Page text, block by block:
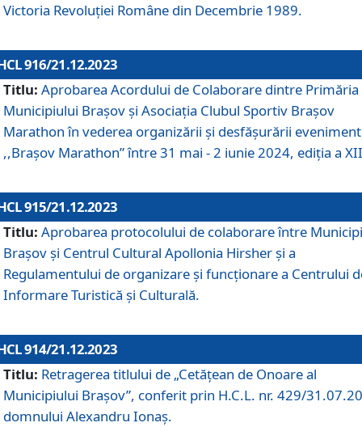
Victoria Revoluţiei Române din Decembrie 1989.
916/21.12.2023
Titlu: Aprobarea Acordului de Colaborare dintre Primăria
Municipiului Brașov și Asociația Clubul Sportiv Brașov
Marathon în vederea organizării și desfășurării
,,Brașov Marathon” între 31 mai - 2 iunie 2024, ediția a
915/21.12.2023
Titlu: Aprobarea protocolului de colaborare între
Brașov și Centrul Cultural Apollonia Hirsher și a
Regulamentului de organizare și funcționare a Centrului
Informare Turistică și Culturală.
914/21.12.2023
Titlu: Retragerea titlului de „Cetățean de Onoare al
Municipiului Brașov”, conferit prin H.C.L. nr. 429/
domnului Alexandru Ionaș.